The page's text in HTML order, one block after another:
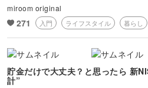
miroom original
271 入門 ライフスタイル 暮らし
貯金だけで大丈夫？と思ったら 新
計”